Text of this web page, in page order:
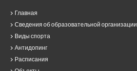
Главная
Сведения об образовательной организации
Виды спорта
Антидопинг
Расписания